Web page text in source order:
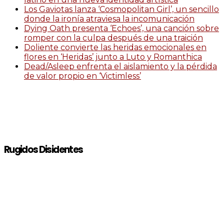
Los Gaviotas lanza ‘Cosmopolitan Girl’, un sencillo
donde la ironía atraviesa la incomunicación
Dying Oath presenta ‘Echoes’, una canción sobre
romper con la culpa después de una traición
Doliente convierte las heridas emocionales en
flores en ‘Heridas’ junto a Luto y Romanthica
Dead/Asleep enfrenta el aislamiento y la pérdida
de valor propio en ‘Victimless’
Rugidos Disidentes